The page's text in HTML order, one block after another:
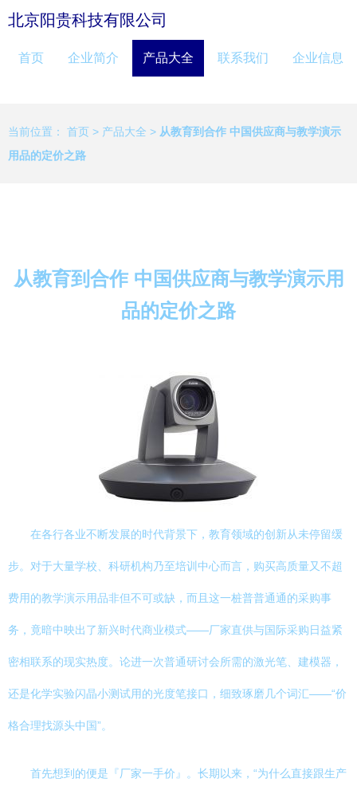
北京阳贵科技有限公司
首页 企业简介 产品大全 联系我们 企业信息
当前位置： 首页 > 产品大全 > 从教育到合作 中国供应商与教学演示
用品的定价之路
从教育到合作 中国供应商与教学演示用
品的定价之路
在各行各业不断发展的时代背景下，教育领域的创新从未停留缓
步。对于大量学校、科研机构乃至培训中心而言，购买高质量又不超
费用的教学演示用品非但不可或缺，而且这一桩普普通通的采购事
务，竟暗中映出了新兴时代商业模式——厂家直供与国际采购日益紧
密相联系的现实热度。论进一次普通研讨会所需的激光笔、建模器，
还是化学实验闪晶小测试用的光度笔接口，细致琢磨几个词汇——“价
格合理找源头中国”。
首先想到的便是『厂家一手价』。长期以来，“为什么直接跟生产